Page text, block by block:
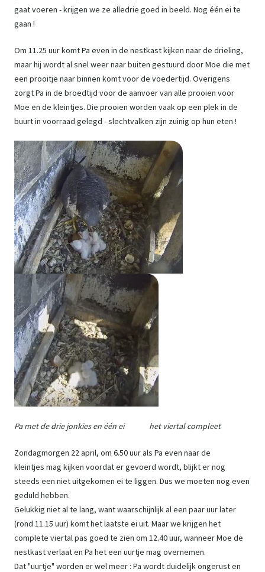
gaat voeren - krijgen we ze alledrie goed in beeld. Nog één ei te
gaan !
Om 11.25 uur komt Pa even in de nestkast kijken naar de drieling,
maar hij wordt al snel weer naar buiten gestuurd door Moe die met
een prooitje naar binnen komt voor de voedertijd. Overigens
zorgt Pa in de broedtijd voor de aanvoer van alle prooien voor
Moe en de kleintjes. Die prooien worden vaak op een plek in de
buurt in voorraad gelegd - slechtvalken zijn zuinig op hun eten !
Pa met de drie jonkies en één ei het viertal compleet
Zondagmorgen 22 april, om 6.50 uur als Pa even naar de
kleintjes mag kijken voordat er gevoerd wordt, blijkt er nog
steeds een niet uitgekomen ei te liggen. Dus we moeten nog even
geduld hebben.
Gelukkig niet al te lang, want waarschijnlijk al een paar uur later
(rond 11.15 uur) komt het laatste ei uit. Maar we krijgen het
complete viertal pas goed te zien om 12.40 uur, wanneer Moe de
nestkast verlaat en Pa het een uurtje mag overnemen.
Dat "uurtje" worden er wel meer : Pa wordt duidelijk ongerust en